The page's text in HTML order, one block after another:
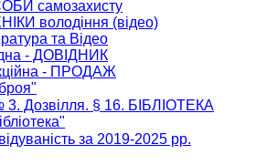
самозахисту
володіння (відео)
та Відео
- ДОВІДНИК
- ПРОДАЖ
Дозвілля. § 16. БІБЛІОТЕКА
за 2019-2025 рр.